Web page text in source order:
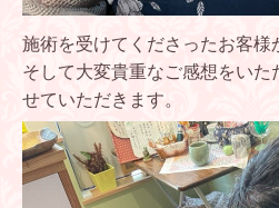
施術を受けてくださったお客様
そして大変貴重なご感想をいた
せていただきます。